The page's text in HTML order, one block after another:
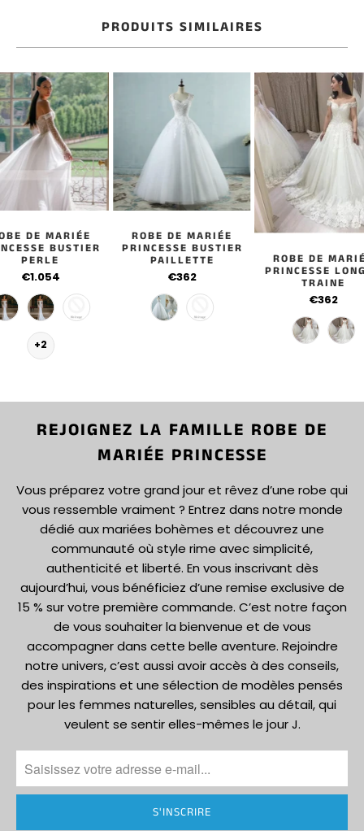
PRODUITS SIMILAIRES
DE MARIÉE
BUSTIER
PERLE
€1.054
+2
ROBE DE MARIÉE
PRINCESSE BUSTIER
PAILLETTE
€362
ROBE DE
PRINCESSE
TRAINE
€362
REJOIGNEZ LA FAMILLE ROBE DE
MARIÉE PRINCESSE
Vous préparez votre grand jour et rêvez d’une robe qui
vous ressemble vraiment ? Entrez dans notre monde
dédié aux mariées bohèmes et découvrez une
communauté où style rime avec simplicité,
authenticité et liberté. En vous inscrivant dès
aujourd’hui, vous bénéficiez d’une remise exclusive de
15 % sur votre première commande. C’est notre façon
de vous souhaiter la bienvenue et de vous
accompagner dans cette belle aventure. Rejoindre
notre univers, c’est aussi avoir accès à des conseils,
des inspirations et une sélection de modèles pensés
pour les femmes naturelles, sensibles au détail, qui
veulent se sentir elles-mêmes le jour J.